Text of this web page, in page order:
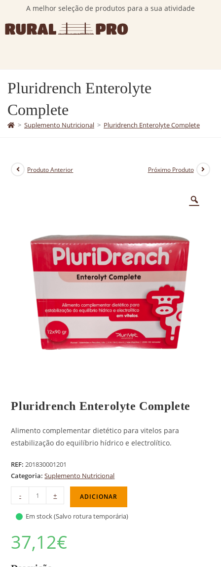
A melhor seleção de produtos para a sua atividade
Pluridrench Enterolyte
Complete
> Suplemento Nutricional > Pluridrench Enterolyte Complete
Produto Anterior Próximo Produto
Pluridrench Enterolyte Complete
Alimento complementar dietético para vitelos para
estabilização do equilíbrio hídrico e electrolítico.
REF:201830001201
Categoria:Suplemento Nutricional
- + ADICIONAR
Em stock (Salvo rotura temporária)
37,12€